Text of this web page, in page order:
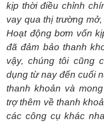
kịp thời điều chỉnh
vay qua thị trường
Hoạt động bơm vốn
đã đảm bảo thanh
vậy, chúng tôi cũng
dụng từ nay đến cuối
thanh khoản và
trợ thêm về thanh
các công cụ khác